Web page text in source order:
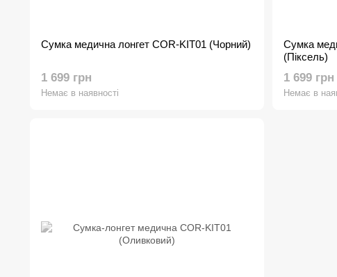
Сумка медична лонгет COR-KIT01 (Чорний)
1 699 грн
Немає в наявності
Сумка
(Піксель)
1 699 грн
Немає в